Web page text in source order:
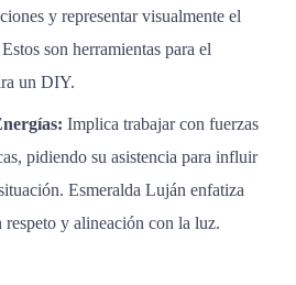
y representar visualmente el
son herramientas para el
un DIY.
Implica trabajar con fuerzas
pidiendo su asistencia para influir
Esmeralda Luján enfatiza
respeto y alineación con la luz.